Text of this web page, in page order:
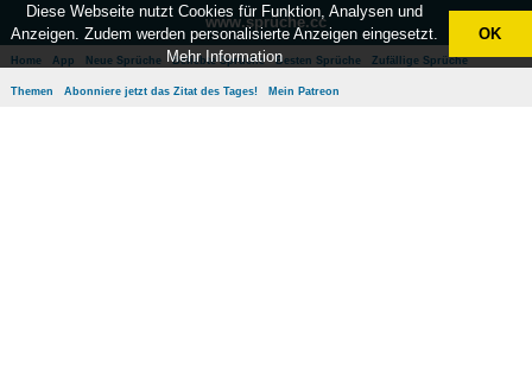
www.sprüche.cc
Home App Neue Sprüche Beliebte Sprüche Besten Sprüche Zufällige Sprüche
Themen Abonniere jetzt das Zitat des Tages! Mein Patreon
Diese Webseite nutzt Cookies für Funktion, Analysen und
Anzeigen. Zudem werden personalisierte Anzeigen eingesetzt.
Mehr Information
OK